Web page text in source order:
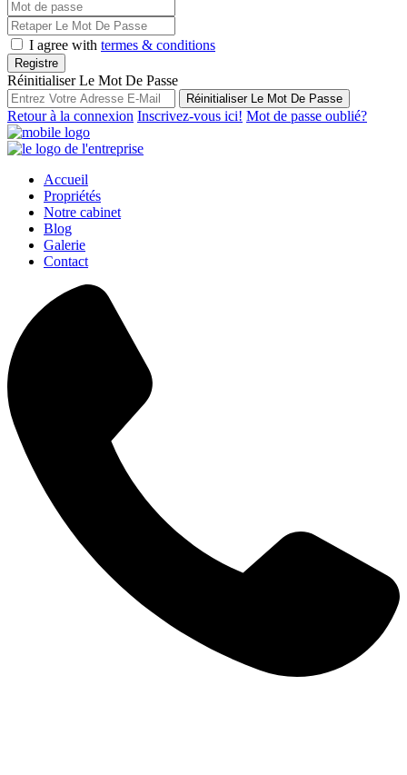
I agree with termes & conditions
Registre
Réinitialiser Le Mot De Passe
Réinitialiser Le Mot De Passe
Retour à la connexion Inscrivez-vous ici! Mot de passe oublié?
Accueil
Propriétés
Notre cabinet
Blog
Galerie
Contact